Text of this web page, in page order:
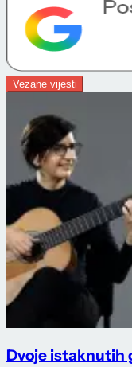
Vezane vijesti
Dvoje istaknutih